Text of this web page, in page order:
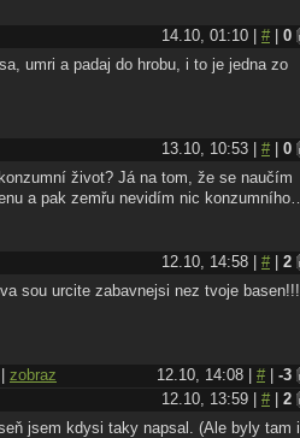
14.10, 01:10 | #| 0
umri a padaj do hrobu, i to je jedna zo
13.10, 10:53 | #| 0
život? Já na tom, že se naučím
a pak zemřu nevidím nic konzumního…
12.10, 14:58 | #| 2
sou urcite zabavnejsi nez tvoje basen!!!
zobraz 12.10, 14:08 | #| -3
12.10, 13:59 | #| 2
jsem kdysi taky napsal. (Ale byly tam i